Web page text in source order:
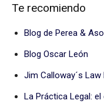
Te recomiendo
Blog de Perea &
Blog Oscar León
Jim Calloway´s
La Práctica Legal: